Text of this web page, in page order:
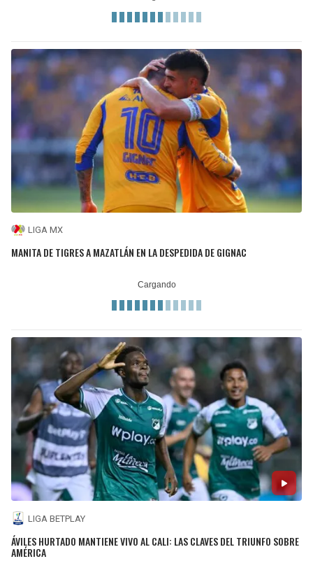
LIGA MX
MANITA DE TIGRES A MAZATLÁN EN LA DESPEDIDA DE GIGNAC
LIGA BETPLAY
ÁVILES HURTADO MANTIENE VIVO AL CALI: LAS CLAVES DEL TRIUNFO SOBRE
AMÉRICA